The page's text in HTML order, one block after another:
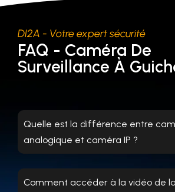
DI2A - Votre expert sécurité
FAQ - Caméra De
Surveillance À
Quelle est la différence entre
analogique et caméra IP ?
Comment accéder à la vidéo de